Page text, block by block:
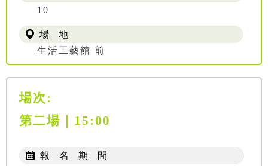
10
場 地
生活工藝館 前
場次:
第二場｜15:00
報 名 期 間